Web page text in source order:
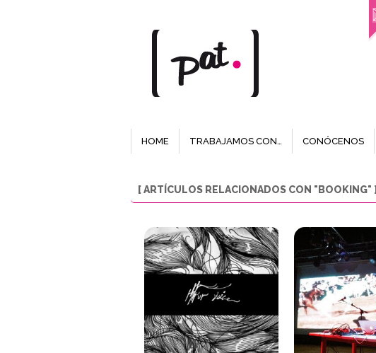
HOME TRABAJAMOS CON… CONÓCENOS
[ ARTÍCULOS RELACIONADOS CON "BOOKING" ]